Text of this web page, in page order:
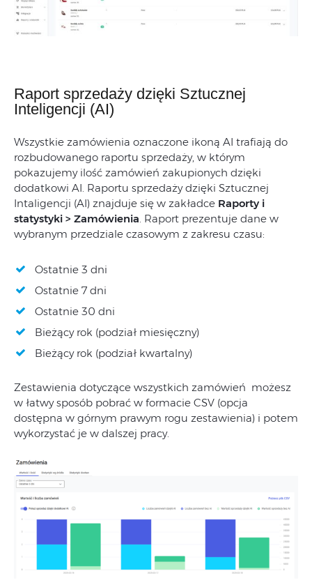
Raport sprzedaży dzięki Sztucznej
Inteligencji (AI)
Wszystkie zamówienia oznaczone ikoną AI trafiają do
rozbudowanego raportu sprzedaży, w którym
pokazujemy ilość zamówień zakupionych dzięki
dodatkowi AI. Raportu sprzedaży dzięki Sztucznej
Intaligencji (AI) znajduje się w zakładce Raporty i
statystyki > Zamówienia. Raport prezentuje dane w
wybranym przedziale czasowym z zakresu czasu:
Ostatnie 3 dni
Ostatnie 7 dni
Ostatnie 30 dni
Bieżący rok (podział miesięczny)
Bieżący rok (podział kwartalny)
Zestawienia dotyczące wszystkich zamówień możesz
w łatwy sposób pobrać w formacie CSV (opcja
dostępna w górnym prawym rogu zestawienia) i potem
wykorzystać je w dalszej pracy.